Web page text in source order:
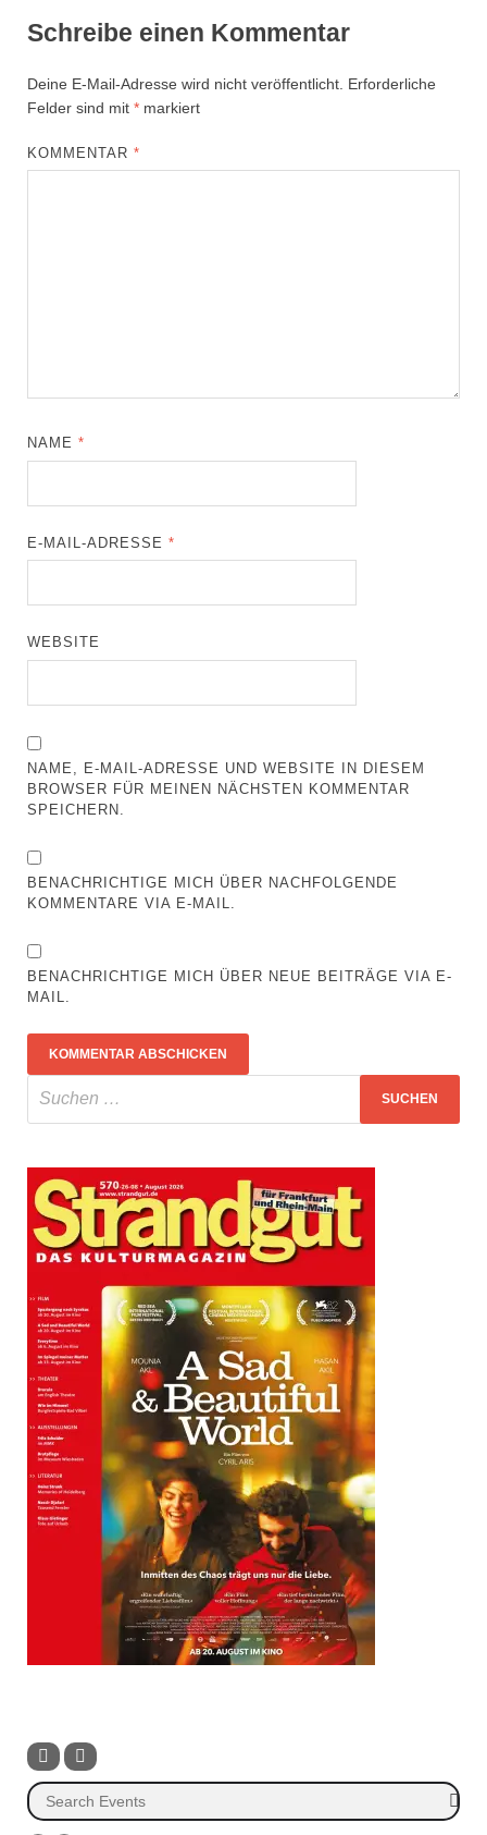
Schreibe einen Kommentar
Deine E-Mail-Adresse wird nicht veröffentlicht. Erforderliche
Felder sind mit * markiert
KOMMENTAR*
NAME*
E-MAIL-ADRESSE*
WEBSITE
NAME, E-MAIL-ADRESSE UND WEBSITE IN DIESEM
BROWSER FÜR MEINEN NÄCHSTEN KOMMENTAR
SPEICHERN.
BENACHRICHTIGE MICH ÜBER NACHFOLGENDE
KOMMENTARE VIA E-MAIL.
BENACHRICHTIGE MICH ÜBER NEUE BEITRÄGE VIA E-
MAIL.